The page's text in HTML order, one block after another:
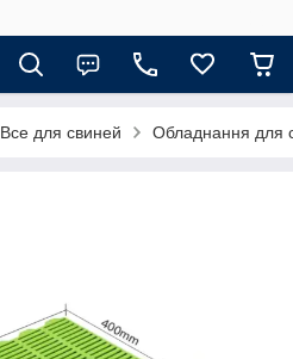
Все для свиней Обладнання для